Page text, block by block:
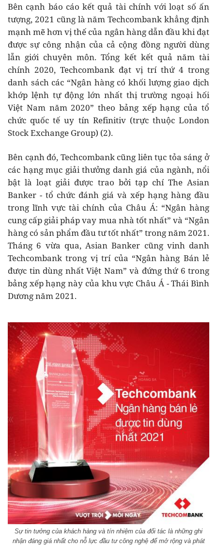
Bên cạnh báo cáo kết quả tài chính với loạt số ấn
tượng, 2021 cũng là năm Techcombank khẳng định
mạnh mẽ hơn vị thế của ngân hàng dẫn đầu khi đạt
được sự công nhận của cả cộng đồng người dùng
lẫn giới chuyên môn. Tổng kết kết quả năm tài
chính 2020, Techcombank đạt vị trí thứ 4 trong
danh sách các “Ngân hàng có khối lượng giao dịch
khớp lệnh tự động lớn nhất thị trường ngoại hối
Việt Nam năm 2020” theo bảng xếp hạng của tổ
chức quốc tế uy tín Refinitiv (trực thuộc London
Stock Exchange Group) (2).
Bên cạnh đó, Techcombank cũng liên tục tỏa sáng ở
các hạng mục giải thưởng danh giá của ngành, nổi
bật là loạt giải được trao bởi tạp chí The Asian
Banker - tổ chức đánh giá và xếp hạng hàng đầu
trong lĩnh vực tài chính của Châu Á: “Ngân hàng
cung cấp giải pháp vay mua nhà tốt nhất” và “Ngân
hàng có sản phẩm đầu tư tốt nhất” trong năm 2021.
Tháng 6 vừa qua, Asian Banker cũng vinh danh
Techcombank trong vị trí của “Ngân hàng Bán lẻ
được tin dùng nhất Việt Nam” và đứng thứ 6 trong
bảng xếp hạng này của khu vực Châu Á - Thái Bình
Dương năm 2021.
Sự tin tưởng của khách hàng và tín nhiệm của đối tác là những ghi
nhận đáng giá nhất cho nỗ lực đầu tư công nghệ để mở rộng và phát